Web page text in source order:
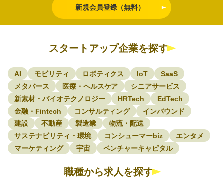
新規会員登録（無料）
スタートアップ企業を探す
AI モビリティ ロボティクス IoT
SaaS
メタバース
医療・ヘルスケア
シニアサービス
新素材・バイオテクノロジー
HRTech
EdTech
金融・Fintech
コンサルティング
インバウンド
建設
不動産 製造業
物流・配送
サステナビリティ・環境
コンシューマーbiz
エンタメ
マーケティング
宇宙 ベンチャーキャピタル
職種から求人を探す